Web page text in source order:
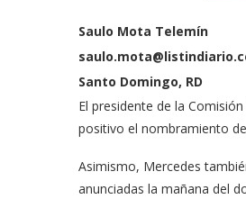
Saulo Mota Telemín
Santo Domingo, RD
El presidente de la
positivo el nombramiento
Asimismo, Mercedes
anunciadas la mañana del